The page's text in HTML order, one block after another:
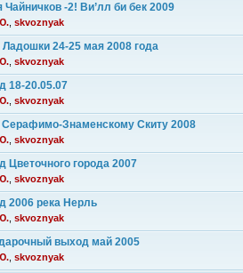
-2! Ви’лл би бек 2009
skvoznyak
24-25 мая 2008 года
skvoznyak
18-20.05.07
skvoznyak
Знаменскому Скиту 2008
skvoznyak
Цветочного города 2007
skvoznyak
2006 река Нерль
skvoznyak
выход май 2005
skvoznyak